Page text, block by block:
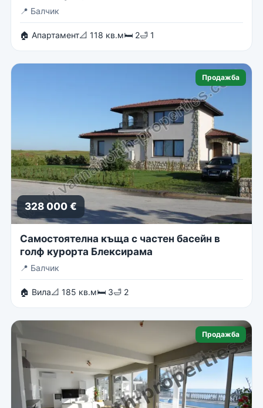
📍 Балчик
🏠 Апартамент📐 118 кв.м🛏 2🛁 1
Продажба
328 000 €
Самостоятелна къща с частен басейн в
голф курорта Блексирама
📍 Балчик
🏠 Вила📐 185 кв.м🛏 3🛁 2
Продажба